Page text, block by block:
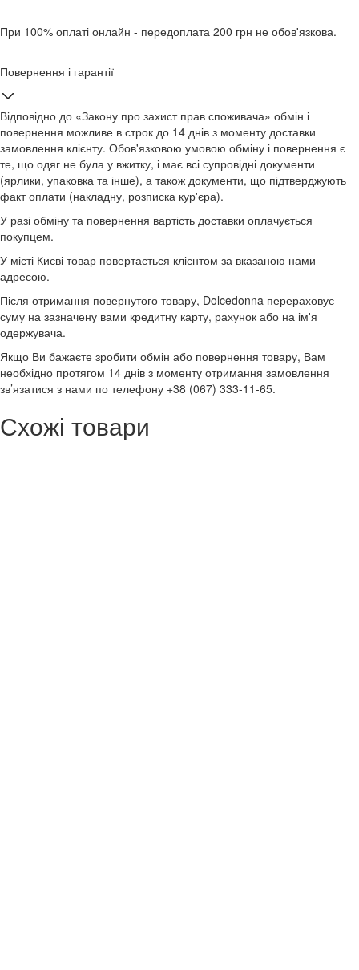
При 100% оплаті онлайн - передоплата 200 грн не обов'язкова.
Повернення і гарантії
Відповідно до «Закону про захист прав споживача» обмін і
повернення можливе в строк до 14 днів з моменту доставки
замовлення клієнту. Обов'язковою умовою обміну і повернення є
те, що одяг не була у вжитку, і має всі супровідні документи
(ярлики, упаковка та інше), а також документи, що підтверджують
факт оплати (накладну, розписка кур'єра).
У разі обміну та повернення вартість доставки оплачується
покупцем.
У місті Києві товар повертається клієнтом за вказаною нами
адресою.
Після отримання повернутого товару, Dolcedonna перераховує
суму на зазначену вами кредитну карту, рахунок або на ім'я
одержувача.
Якщо Ви бажаєте зробити обмін або повернення товару, Вам
необхідно протягом 14 днів з моменту отримання замовлення
зв’язатися з нами по телефону +38 (067) 333-11-65.
Схожі товари